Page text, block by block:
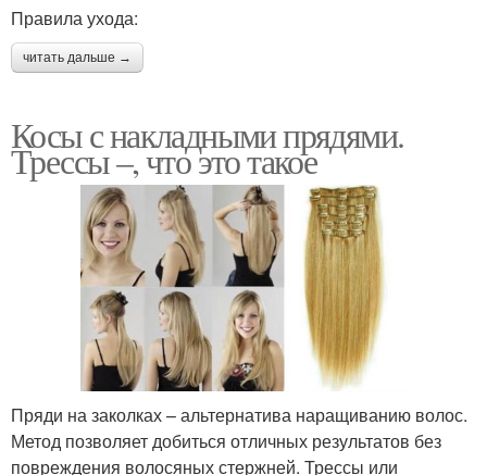
Правила ухода:
читать дальше →
Косы с накладными прядями.
Трессы –, что это такое
Пряди на заколках – альтернатива наращиванию волос.
Метод позволяет добиться отличных результатов без
повреждения волосяных стержней. Трессы или